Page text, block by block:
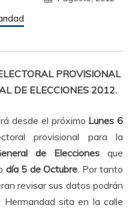
PROVISIONAL
DE ELECCIONES 2012.
desde el próximo Lunes 6
provisional para la
de Elecciones que
día 5 de Octubre. Por tanto
revisar sus datos podrán
sita en la calle